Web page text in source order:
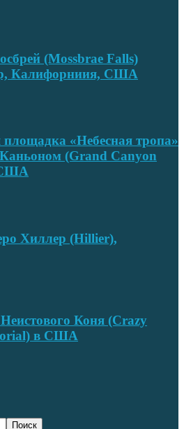
(Mossbrae Falls)
Калифорниия, США
«Небесная тропа»
(Grand Canyon
Хиллер (Hillier),
Коня (Crazy
в США